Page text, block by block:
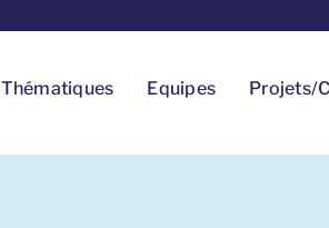
Thématiques Equipes Projets/